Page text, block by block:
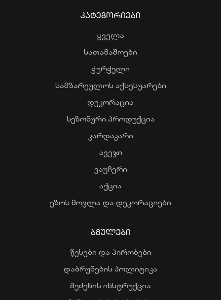
ᲙᲐᲢᲔᲒᲝᲠᲘᲔᲑᲘ
ყველა
სათამაშოები
ჭურჭელი
სამზარეულოს აქსესუარები
დეკორაცია
სეზონური პროდუქცია
კარდაკარი
ავეჯი
ვაუჩერი
აქცია
ეზოს მოვლა და დეკორაციები
ᲑᲛᲣᲚᲔᲑᲘ
წესები და პირობები
დაბრუნების პოლიტიკა
შეძენის ინსტრუქცია